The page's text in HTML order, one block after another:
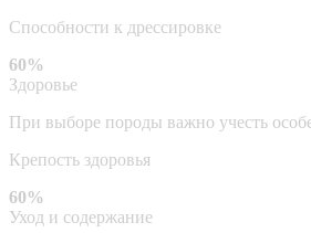
Способности к дрессировке
60%
Здоровье
При выборе породы важно учесть
Крепость здоровья
60%
Уход и содержание